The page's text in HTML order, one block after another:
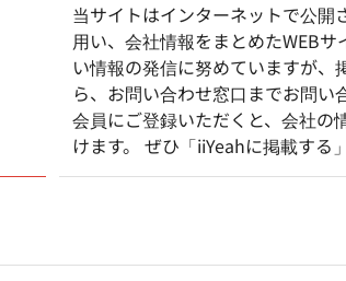
当サイトはインターネットで公開
用い、会社情報をまとめたWEB
い情報の発信に努めていますが、
ら、お問い合わせ窓口までお問
会員にご登録いただくと、会社の
けます。 ぜひ「iiYeahに掲載する